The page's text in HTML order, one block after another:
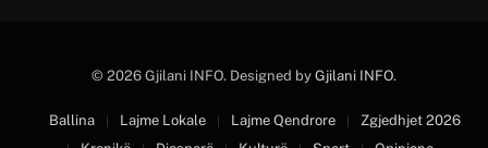
© 2026 Gjilani INFO. Designed by Gjilani INFO.
Ballina Lajme Lokale Lajme Qendrore
Zgjedhjet 2026